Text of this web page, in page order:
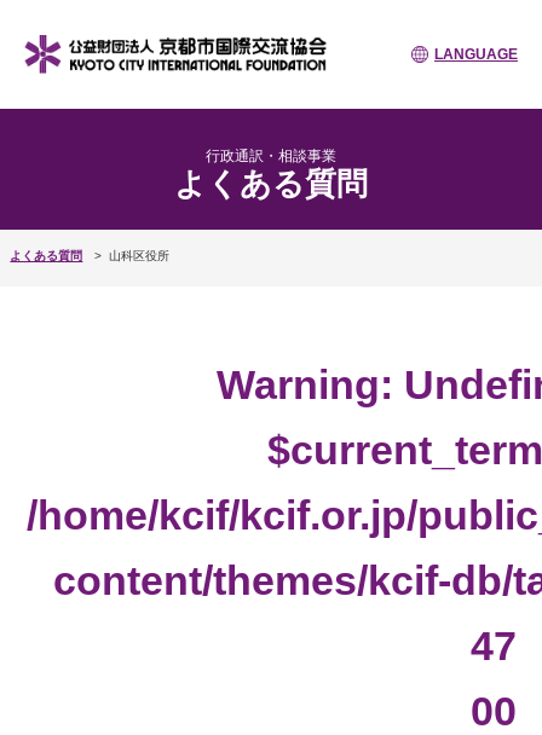
LANGUAGE
行政通訳・相談事業
よくある質問
よくある質問 山科区役所
Warning:
/home/kcif/kcif.or.jp/
content/themes/kcif-db/
47
00